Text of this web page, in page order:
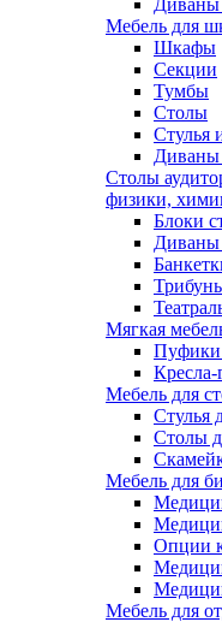
Диваны
Мебель для
Шкафы
Секции
Тумбы
Столы
Стулья
Диваны
Столы
физики,
Блоки
Диваны
Мягкая
Пуфики
Мебель для
Cтулья
Cтолы
Мебель для
Опции
Мебель для